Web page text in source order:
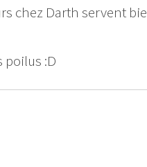
chez Darth servent
poilus :D